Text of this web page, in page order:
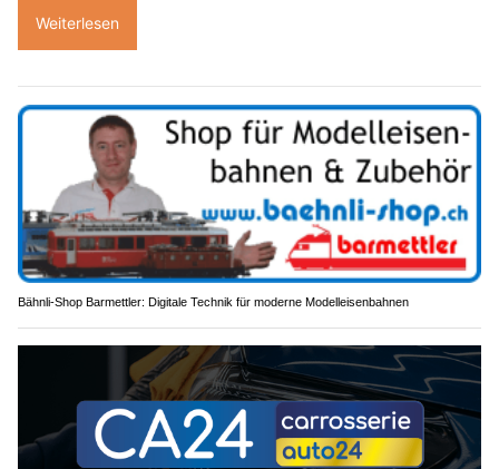
Weiterlesen
Bähnli-Shop Barmettler: Digitale Technik für moderne Modelleisenbahnen